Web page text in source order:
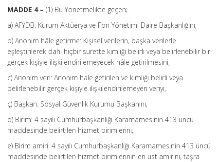
MADDE 4 – (1) Bu Yönetmelikte geçen;
a) AFYDB: Kurum Aktüerya ve Fon Yönetimi Daire Başkanlığını,
b) Anonim hâle getirme: Kişisel verilerin, başka verilerle
eşleştirilerek dahi hiçbir surette kimliği belirli veya belirlenebilir bir
gerçek kişiyle ilişkilendirilemeyecek hâle getirilmesini,
c) Anonim veri: Anonim hale getirilen ve kimliği belirli veya
belirlenebilir gerçek kişiyle ilişkilendirilemeyen veriyi,
ç) Başkan: Sosyal Güvenlik Kurumu Başkanını,
d) Birim: 4 sayılı Cumhurbaşkanlığı Kararnamesinin 413 üncü
maddesinde belirtilen hizmet birimlerini,
e) Birim amiri: 4 sayılı Cumhurbaşkanlığı Kararnamesinin 413 üncü
maddesinde belirtilen hizmet birimlerinin en üst amirini, taşra